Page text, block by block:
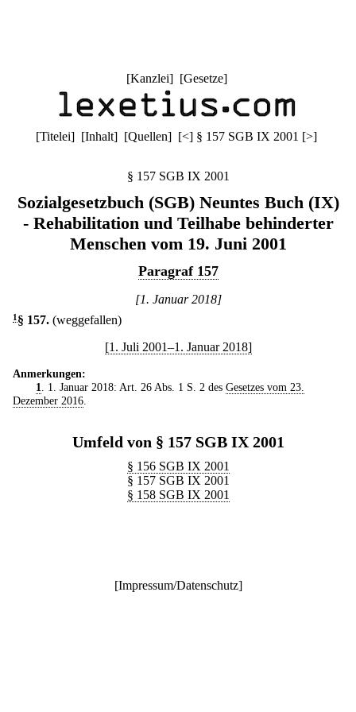
[Kanzlei] [Gesetze]
[Titelei] [Inhalt] [Quellen] [<] § 157 SGB IX 2001 [>]
§ 157 SGB IX 2001
Sozialgesetzbuch (SGB) Neuntes Buch (IX)
- Rehabilitation und Teilhabe behinderter
Menschen vom 19. Juni 2001
Paragraf 157
[1. Januar 2018]
1 § 157. (weggefallen)
[1. Juli 2001–1. Januar 2018]
Anmerkungen:
1
. 1. Januar 2018: Art. 26 Abs. 1 S. 2 des Gesetzes vom 23.
Dezember 2016
Umfeld von § 157 SGB IX 2001
§ 156 SGB IX 2001
§ 157 SGB IX 2001
§ 158 SGB IX 2001
[Impressum/Datenschutz]